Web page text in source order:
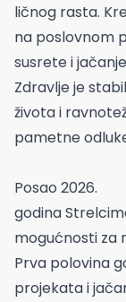
ličnog rasta.
na poslovnom
susrete i
Zdravlje je
života i
pametne
Posao 2026.
godina
mogućnosti za
Prva polovina
projekata i